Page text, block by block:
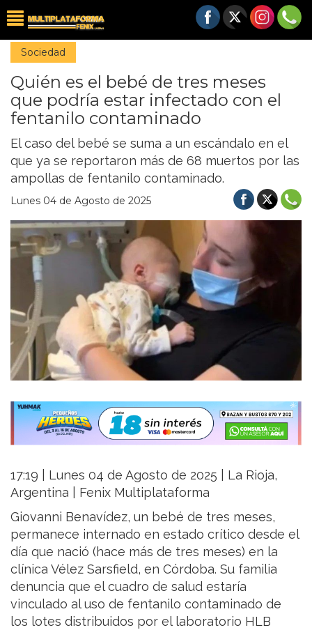
Sociedad
Quién es el bebé de tres meses
que podría estar infectado con el
fentanilo contaminado
El caso del bebé se suma a un escándalo en el
que ya se reportaron más de 68 muertos por las
ampollas de fentanilo contaminado.
Lunes 04 de Agosto de 2025
17:19 | Lunes 04 de Agosto de 2025 | La Rioja,
Argentina | Fenix Multiplataforma
Giovanni Benavídez, un bebé de tres meses,
permanece internado en estado crítico desde el
día que nació (hace más de tres meses) en la
clínica Vélez Sarsfield, en Córdoba. Su familia
denuncia que el cuadro de salud estaría
vinculado al uso de fentanilo contaminado de
los lotes distribuidos por el laboratorio HLB